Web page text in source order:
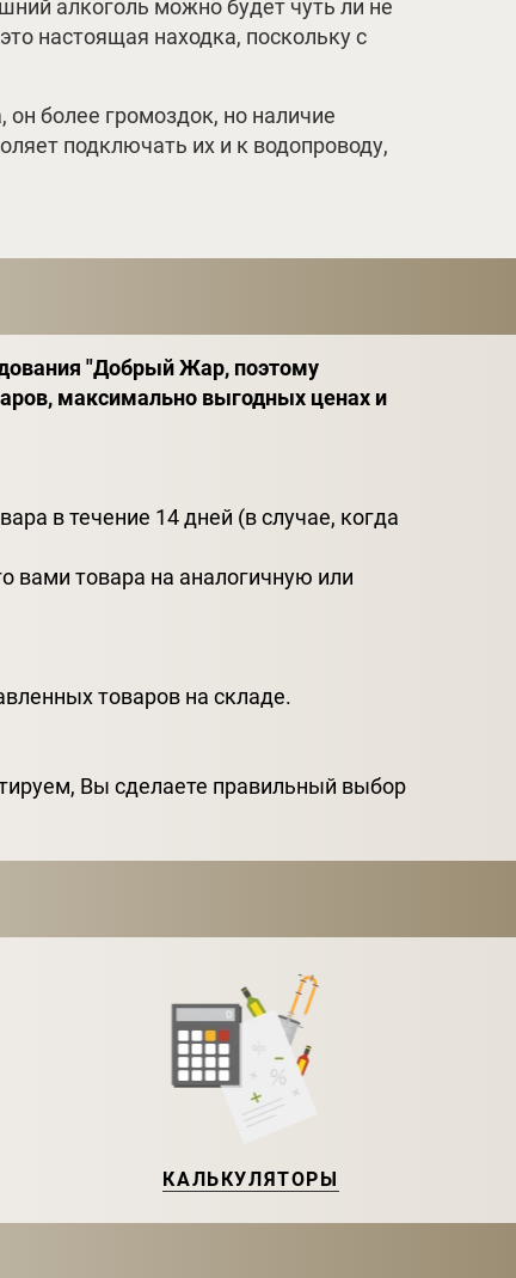
алкоголь можно будет чуть ли не
настоящая находка, поскольку с
более громоздок, но наличие
подключать их и к водопроводу,
"Добрый Жар, поэтому
максимально выгодных ценах и
в течение 14 дней (в случае, когда
вами товара на аналогичную или
товаров на складе.
Вы сделаете правильный выбор
КАЛЬКУЛЯТОРЫ